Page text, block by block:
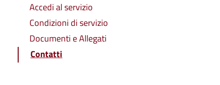
Accedi al servizio
Condizioni di servizio
Documenti e Allegati
Contatti